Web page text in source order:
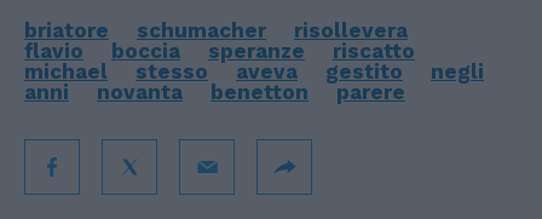
briatore schumacher
risollevera
flavio
boccia speranze
riscatto
michael
stesso aveva gestito
negli
anni
novanta benetton parere